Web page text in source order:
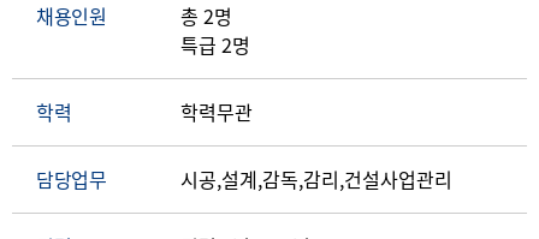
채용인원
총 2명
특급 2명
학력 학력무관
담당업무 시공,설계,감독,감리,건설사업관리